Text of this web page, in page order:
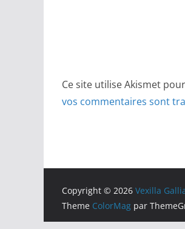
Ce site utilise Akismet
vos commentaires sont
Copyright © 2026 Vexilla
Theme ColorMag par